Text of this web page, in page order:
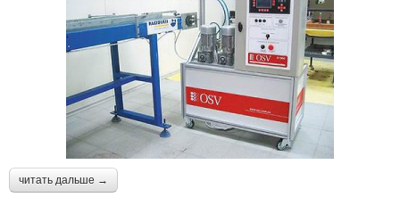
читать дальше →